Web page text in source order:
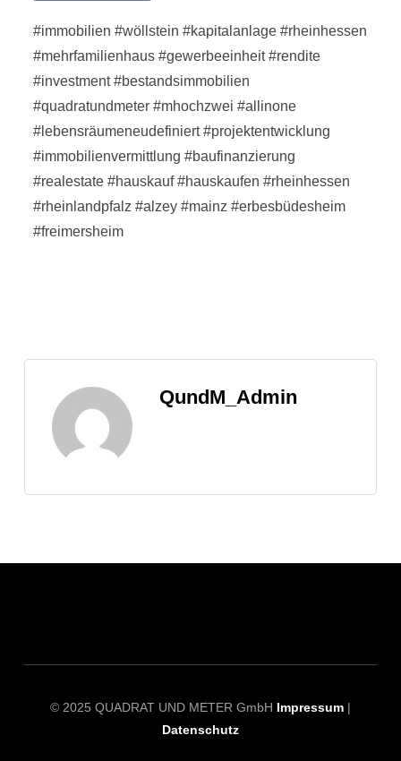
#immobilien #wöllstein #kapitalanlage #rheinhessen
#mehrfamilienhaus #gewerbeeinheit #rendite
#investment #bestandsimmobilien
#quadratundmeter #mhochzwei #allinone
#lebensräumeneudefiniert #projektentwicklung
#immobilienvermittlung #baufinanzierung
#realestate #hauskauf #hauskaufen #rheinhessen
#rheinlandpfalz #alzey #mainz #erbesbüdesheim
#freimersheim
QundM_Admin
© 2025 QUADRAT UND METER GmbH Impressum |
Datenschutz